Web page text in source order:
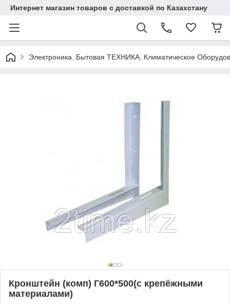
Интернет магазин товаров с доставкой по Казахстану
Электроника. Бытовая ТЕХНИКА, Климатическое
Кронштейн (комп) Г600*500(с крепёжными
материалами)